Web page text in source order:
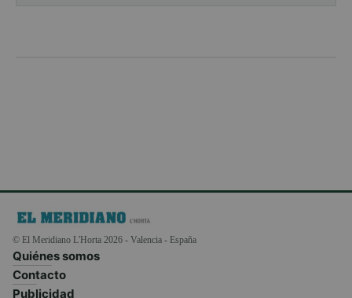
© El Meridiano L'Horta 2026 - Valencia - España
Quiénes somos
Contacto
Publicidad